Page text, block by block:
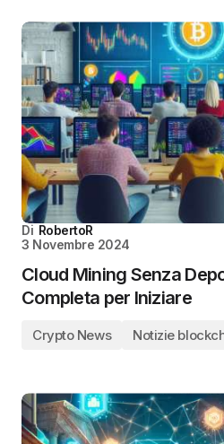
Di RobertoR
3 Novembre 2024
Cloud Mining Senza
Completa per Iniziare
Crypto News Notizie